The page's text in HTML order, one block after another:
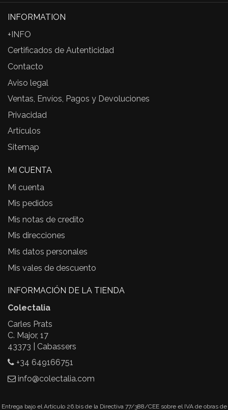
INFORMATION
+INFO
Certificados de Autenticidad
Contacto
Aviso legal
Ventas, Envíos, Pagos y Devoluciones
Privacidad
Artículos
Sitemap
MI CUENTA
Mi cuenta
Mis pedidos
Mis notas de credito
Mis direcciones
Mis datos personales
Mis vales de descuento
INFORMACIÓN DE LA TIENDA
Colectalia
Carles Prats
C. Major, 17
43373 | Cabassers
+34 649166751
info@colectalia.com
Entrega bajo el Artículo 26.bis de la Directiva 77/388/CEE sobre el IVA de obras de